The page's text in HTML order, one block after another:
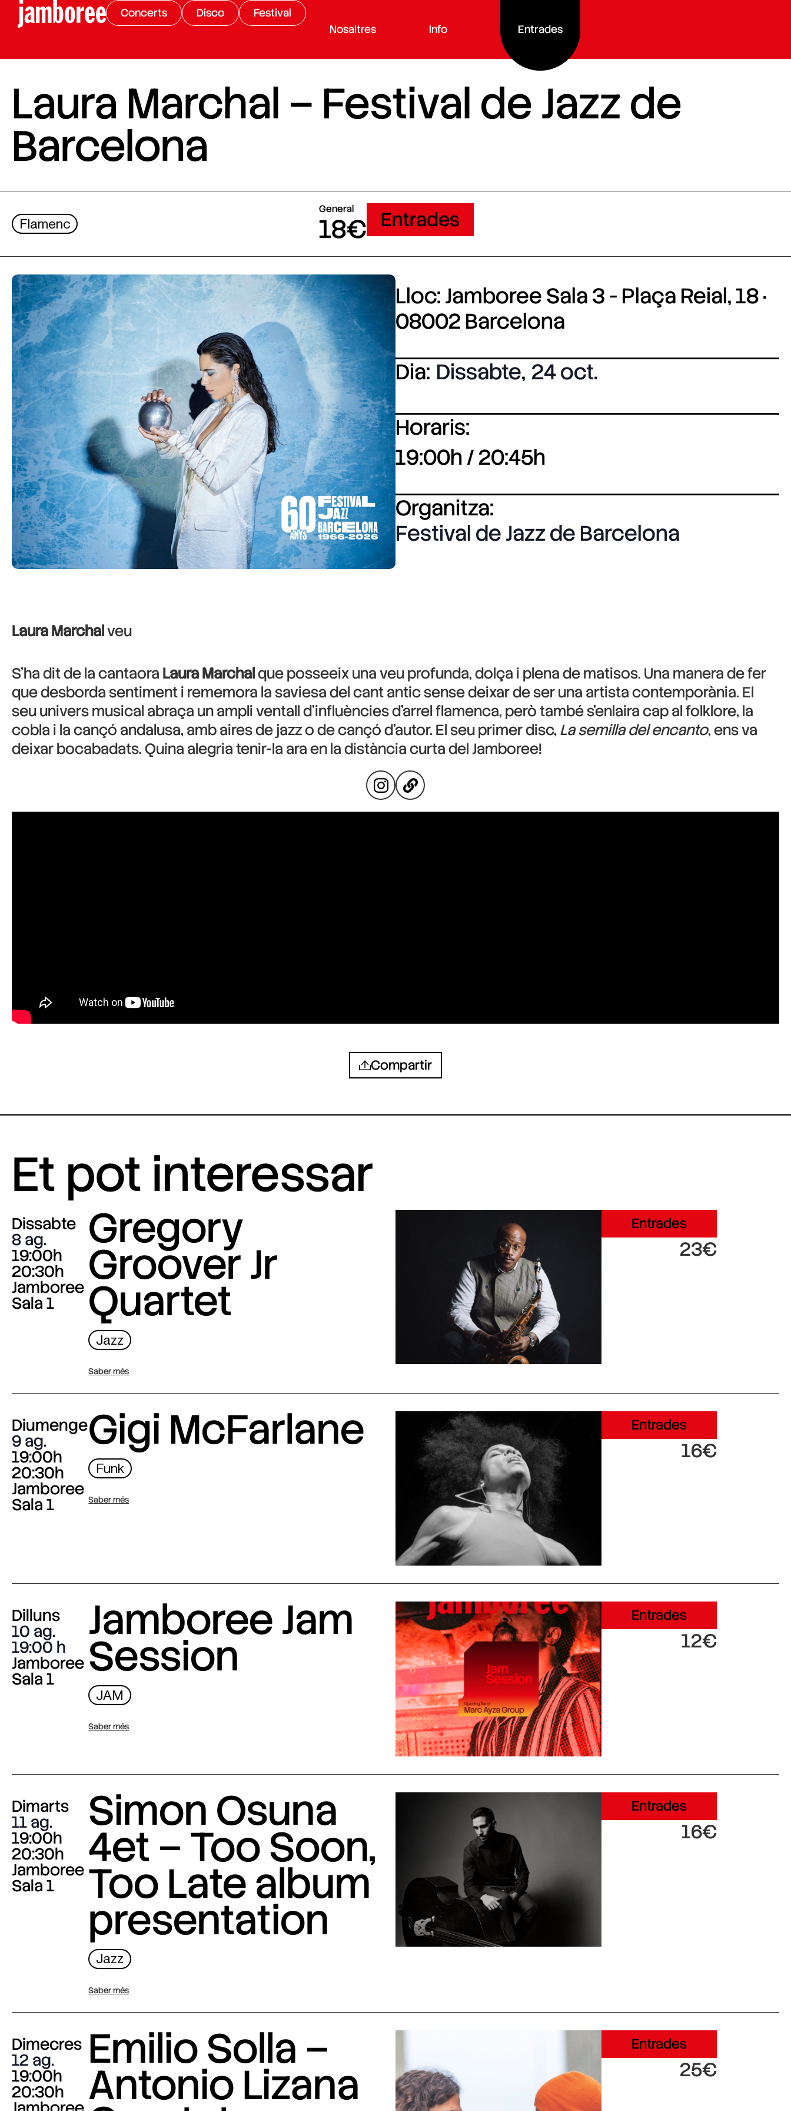
Concerts Disco
Festival
Nosaltres
Info Entrades
Laura Marchal – Festival de Jazz de
Barcelona
Flamenc
General
18€ Entrades
Lloc: Jamboree Sala 3 - Plaça Reial, 18 ·
08002 Barcelona
Dia: Dissabte, 24 oct.
Horaris:
19:00h / 20:45h
Organitza:
Festival de Jazz de Barcelona
Laura Marchalveu
S’ha dit de la cantaora Laura Marchalque posseeix una veu profunda, dolça i plena de matisos. Una manera de fer
que desborda sentiment i rememora la saviesa del cant antic sense deixar de ser una artista contemporània. El
seu univers musical abraça un ampli ventall d’influències d’arrel flamenca, però també s’enlaira cap al folklore, la
cobla i la cançó andalusa, amb aires de jazz o de cançó d’autor. El seu primer disc, La semilla del encanto, ens va
deixar bocabadats. Quina alegria tenir-la ara en la distància curta del Jamboree!
Compartir
Et pot interessar
Dissabte
8 ag.
19:00h
20:30h
Jamboree
Sala 1
Gregory
Groover Jr
Quartet
Jazz
Saber més
Entrades
23€
Diumenge
9 ag.
19:00h
20:30h
Jamboree
Sala 1
Gigi McFarlane
Funk
Saber més
Entrades
16€
Dilluns
10 ag.
19:00
Jamboree
Sala 1
Jamboree Jam
Session
JAM
Saber més
Entrades
12€
Dimarts
11 ag.
19:00h
20:30h
Jamboree
Sala 1
Simon Osuna
4et – Too Soon,
Too Late album
presentation
Jazz
Saber més
Entrades
16€
Dimecres
12 ag.
19:00h
20:30h
Emilio Solla –
Antonio Lizana
Entrades
25€